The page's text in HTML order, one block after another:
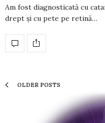
Am fost diagnosticată cu
drept și cu pete pe retină…
OLDER POSTS